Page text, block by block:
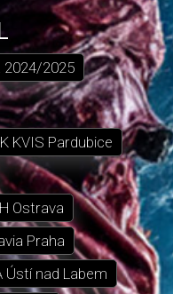
2024/2025
KVIS Pardubice
Ostrava
Praha
Ústí nad Labem